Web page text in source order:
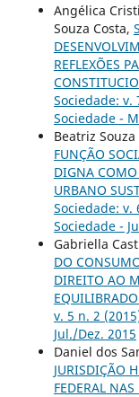
Angélica
Souza Costa,
REFLEXÕES
Sociedade:
Sociedade -
Beatriz
FUNÇÃO
DIGNA COMO
URBANO
Sociedade:
Sociedade -
Gabriella
DO
DIREITO AO
EQUILIBRADO
v. 5 n. 2
Jul./Dez. 2015
Daniel dos
JURISDIÇÃO
FEDERAL